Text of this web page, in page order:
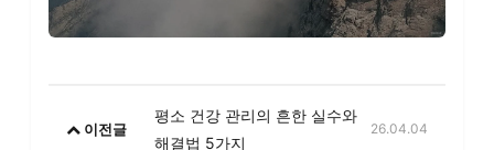
이전글
평소 건강 관리의 흔한 실수와
해결법 5가지
26.04.04